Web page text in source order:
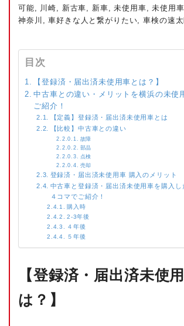
可能, 川崎, 新古車, 新車,未使用車,未使用
神奈川 ,車好きな人と繋がりたい,車検の速太
目次
【登録済・届出済未使用車とは？】
中古車との違い・メリットを横浜の未使
ご紹介！
【定義】登録済・届出済未使用車とは
【比較】中古車との違い
故障
部品
点検
売却
登録済・届出済未使用車 購入のメリット
中古車と登録済・届出済未使用車を購入し
４コマでご紹介！
購入時
2-3年後
４年後
５年後
【登録済・届出済未使
は？】